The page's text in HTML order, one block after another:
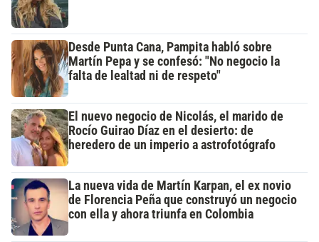
Desde Punta Cana, Pampita habló sobre
Martín Pepa y se confesó: "No negocio la
falta de lealtad ni de respeto"
El nuevo negocio de Nicolás, el marido de
Rocío Guirao Díaz en el desierto: de
heredero de un imperio a astrofotógrafo
La nueva vida de Martín Karpan, el ex novio
de Florencia Peña que construyó un negocio
con ella y ahora triunfa en Colombia